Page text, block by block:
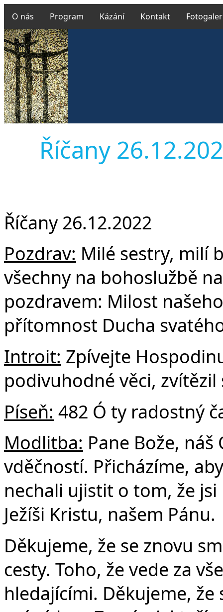
O nás Program Kázání Kontakt
Říčany
Říčany 26.12.2022
Pozdrav: Milé sestry, milí
všechny na bohoslužbě
pozdravem: Milost
přítomnost Ducha
Introit: Zpívejte
podivuhodné věci,
Píseň: 482 Ó ty radostný
Modlitba: Pane Bože,
vděčností. Přicházíme,
nechali ujistit o tom, že
Ježíši Kristu, našem Pánu.
Děkujeme, že se znovu
cesty. Toho, že vede za
hledajícími. Děkujeme,